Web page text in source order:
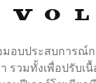
T8 Plug-
มอบประสบการณ์
า รวมทั้งเพื่อปรับ